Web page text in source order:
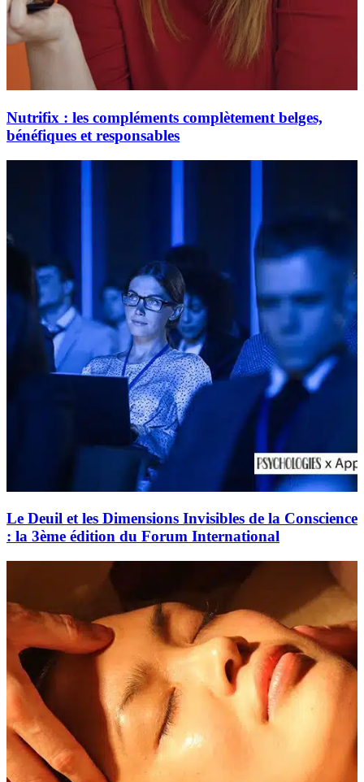
Nutrifix : les compléments complètement belges,
bénéfiques et responsables
Le Deuil et les Dimensions Invisibles de la Conscience
: la 3ème édition du Forum International